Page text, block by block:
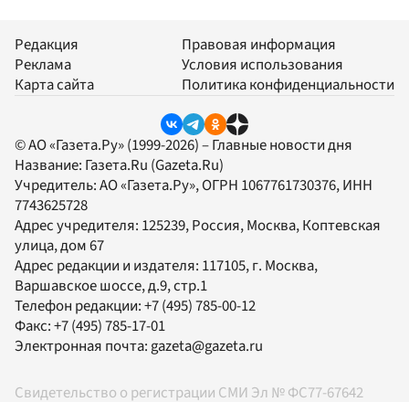
Редакция
Реклама
Карта сайта
Правовая информация
Условия использования
Политика конфиденциальности
© АО «Газета.Ру» (1999-2026) – Главные новости дня
Название: Газета.Ru (Gazeta.Ru)
Учредитель:АО «Газета.Ру», ОГРН 1067761730376, ИНН
7743625728
Адрес учредителя: 125239, Россия, Москва, Коптевская
улица, дом 67
Адрес редакции и издателя: 117105, г. Москва,
Варшавское шоссе, д.9, стр.1
Телефон редакции:+7 (495) 785-00-12
Факс:+7 (495) 785-17-01
Электронная почта:gazeta@gazeta.ru
Свидетельство о регистрации СМИ Эл № ФС77-67642